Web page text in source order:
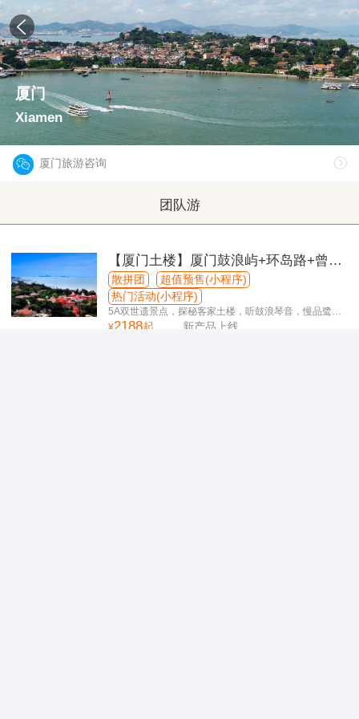
厦门
Xiamen
厦门旅游咨询
团队游
【厦门土楼】厦门鼓浪屿+环岛路+曾厝
垵+南普陀+健康步道+云水谣土楼4日游
散拼团
超值预售(小程序)
热门活动(小程序)
5A双世遗景点，探秘客家土楼，听鼓浪琴音，慢品鹭岛
风情！
¥2188起 新产品上线